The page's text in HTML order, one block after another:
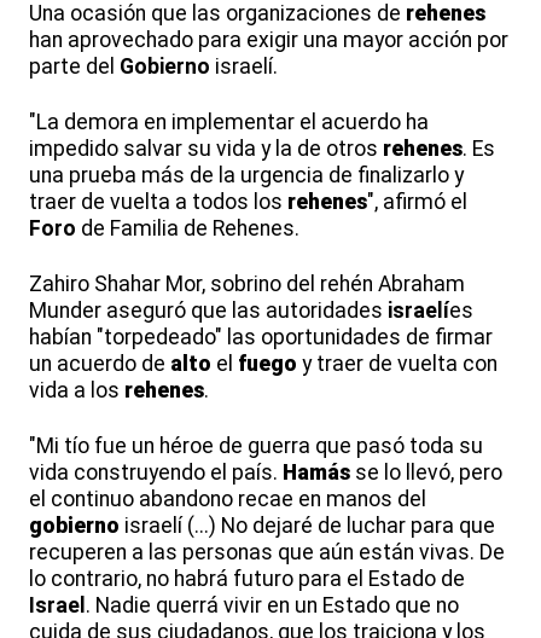
Una ocasión que las organizaciones de rehenes
han aprovechado para exigir una mayor acción por
parte del Gobierno israelí.
"La demora en implementar el acuerdo ha
impedido salvar su vida y la de otros rehenes. Es
una prueba más de la urgencia de finalizarlo y
traer de vuelta a todos los rehenes", afirmó el
Foro de Familia de Rehenes.
Zahiro Shahar Mor, sobrino del rehén Abraham
Munder aseguró que las autoridades israelíes
habían "torpedeado" las oportunidades de firmar
un acuerdo de alto el fuego y traer de vuelta con
vida a los rehenes.
"Mi tío fue un héroe de guerra que pasó toda su
vida construyendo el país. Hamás se lo llevó, pero
el continuo abandono recae en manos del
gobierno israelí (...) No dejaré de luchar para que
recuperen a las personas que aún están vivas. De
lo contrario, no habrá futuro para el Estado de
Israel . Nadie querrá vivir en un Estado que no
cuida de sus ciudadanos, que los traiciona y los